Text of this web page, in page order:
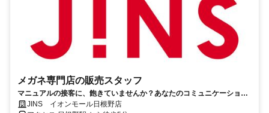
メガネ専門店の販売スタッフ
マニュアルの接客に、飽きていませんか？あなたのコミュニケーション
力・提案力を活かし、お客様の日常を変えるプロの接客へ。
JINS イオンモール日根野店